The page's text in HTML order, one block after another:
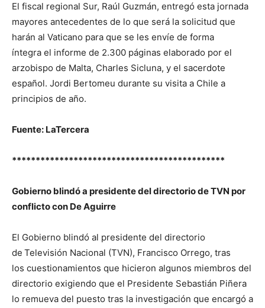
El fiscal regional Sur, Raúl Guzmán, entregó esta jornada
mayores antecedentes de lo que será la solicitud que
harán al Vaticano para que se les envíe de forma
íntegra el informe de 2.300 páginas elaborado por el
arzobispo de Malta, Charles Sicluna, y el sacerdote
español. Jordi Bertomeu durante su visita a Chile a
principios de año.
Fuente: LaTercera
*********************************************
Gobierno blindó a presidente del directorio de TVN por
conflicto con De Aguirre
El Gobierno blindó al presidente del directorio
de Televisión Nacional (TVN), Francisco Orrego, tras
los cuestionamientos que hicieron algunos miembros del
directorio exigiendo que el Presidente Sebastián Piñera
lo remueva del puesto tras la investigación que encargó a